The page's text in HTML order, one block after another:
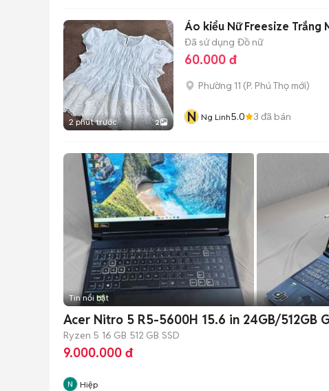
2 phút trước 2
Áo kiểu Nữ Freesize Trắng
Đã sử dụng Đồ nữ
60.000 đ
Phường 11 (P. Phú Thọ mới)
N Ng Linh5.0 3 đã bán
Tin nổi bật
Acer Nitro 5 R5-5600H 15.6 in 24GB/512GB
Ryzen 5 16 GB 512 GB SSD
9.000.000 đ
Hiệp